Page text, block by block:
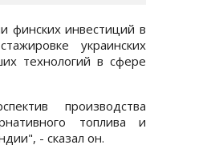
финских инвестиций в
украинских
технологий в сфере
производства
топлива и
- сказал он.